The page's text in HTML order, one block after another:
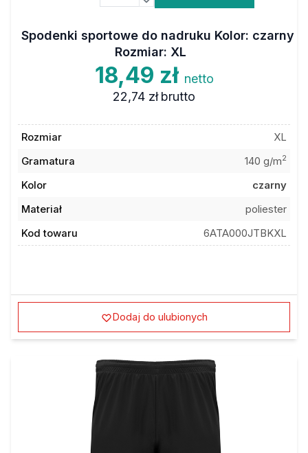
Spodenki sportowe do nadruku Kolor: czarny
Rozmiar: XL
18,49 zł netto
22,74 zł brutto
Rozmiar
XL
Gramatura
140 g/m2
Kolor
czarny
Materiał
poliester
Kod towaru
6ATA000JTBKXL
Dodaj do ulubionych